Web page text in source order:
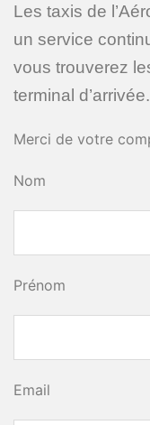
Les taxis de
un service
vous trouverez
terminal d’arrivée.
Merci de votre
Nom
Prénom
Email